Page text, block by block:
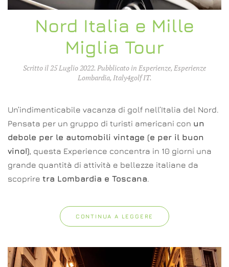
Nord Italia e Mille
Miglia Tour
Scritto il25 Luglio 2022. Pubblicato in Esperienze,Esperienze
Lombardia,Italy4golf IT.
Un’indimenticabile vacanza di golf nell’Italia del Nord.
Pensata per un gruppo di turisti americani con un
debole per le automobili vintage (e per il buon
vino!), questa Experience concentra in 10 giorni una
grande quantità di attività e bellezze italiane da
scoprire tra Lombardia e Toscana.
CONTINUA A LEGGERE